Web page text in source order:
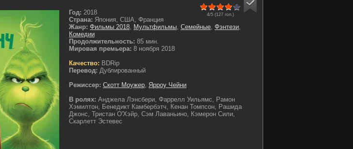
4/5 (127гол.)
Год: 2018
Страна: Япония, США, Франция
Жанр: Фильмы 2018, Мультфильмы, Семейные, Фэнтези,
Комедии
Продолжительность: 85 мин.
Мировая премьера: 8 ноября 2018
Качество: BDRip
Перевод: Дублированный
Режиссер: Скотт Моужер, Ярроу Чейни
В ролях: Анджела Лэнсбери, Фаррелл Уильямс, Рамон
Хэмилтон, Бенедикт Камбербэтч, Кенан Томпсон, Рашида
Джонс, Тристан О'Хэйр, Сэм Лаваньино, Кэмерон Сили,
Скарлетт Эстевес